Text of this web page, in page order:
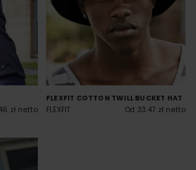
zł netto
FLEXFIT COTTON TWILL BUCKET HAT
FLEXFIT
Od 33.47 zł netto